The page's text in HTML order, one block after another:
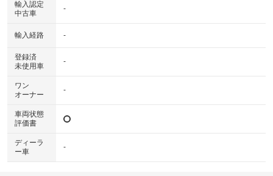
輸入認定
中古車
-
輸入経路 -
登録済
未使用車
-
ワン
オーナー
-
車両状態
評価書
ディーラ
ー車
-